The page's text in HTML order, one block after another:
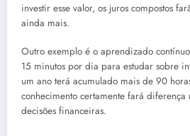
investir esse valor, os juros compostos
ainda mais.
Outro exemplo é o aprendizado
15 minutos por dia para estudar sobre
um ano terá acumulado mais de 90
conhecimento certamente fará
decisões financeiras.